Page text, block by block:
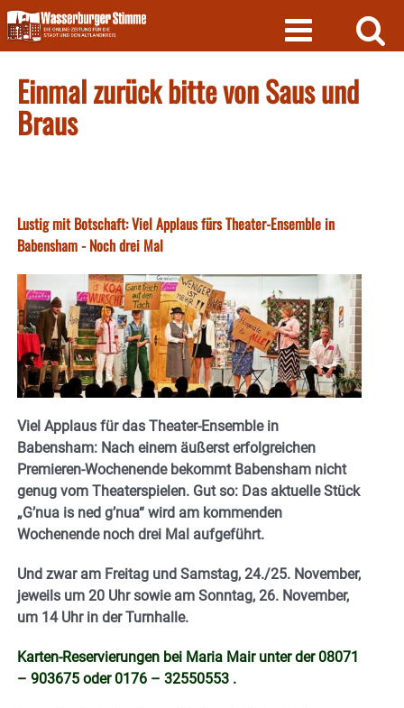
Skip
to
content
Einmal zurück bitte von Saus und
Braus
Lustig mit Botschaft: Viel Applaus fürs Theater-Ensemble in
Babensham - Noch drei Mal
Viel Applaus für das Theater-Ensemble in
Babensham: Nach einem äußerst erfolgreichen
Premieren-Wochenende bekommt Babensham nicht
genug vom Theaterspielen. Gut so: Das aktuelle Stück
„G’nua is ned g’nua“ wird am kommenden
Wochenende noch drei Mal aufgeführt.
Und zwar am Freitag und Samstag, 24./25. November,
jeweils um 20 Uhr sowie am Sonntag, 26. November,
um 14 Uhr in der Turnhalle.
Karten-Reservierungen bei Maria Mair unter der 08071
– 903675 oder 0176 – 32550553 .